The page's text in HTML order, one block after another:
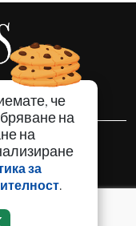
че
на
на
за
.